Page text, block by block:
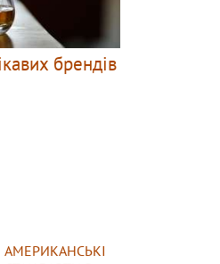
брендів
АМЕРИКАНСЬКІ